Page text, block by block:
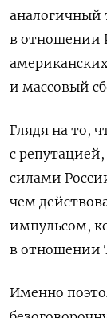
аналогичный
в отношении
и массовый
Глядя на то,
с
силами
чем
импульсом,
в отношении
Именно